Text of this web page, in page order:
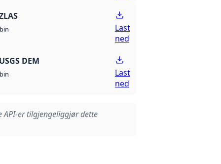
bin
Last
ned
DEM
bin
Last
ned
API-er tilgjengeliggjør dette